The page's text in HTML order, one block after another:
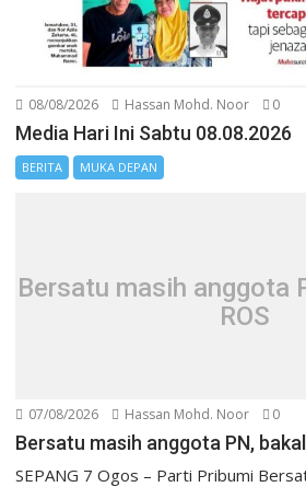
08/08/2026 Hassan Mohd. Noor 0
Media Hari Ini Sabtu 08.08.2026
BERITA MUKA DEPAN
Bersatu masih anggota
ROS
07/08/2026 Hassan Mohd. Noor 0
Bersatu masih anggota PN,
SEPANG 7 Ogos – Parti Pribumi